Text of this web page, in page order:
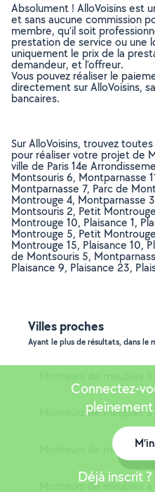
Absolument ! AlloVoisins est
et sans aucune commission
membre, qu’il soit
prestation de service ou une
uniquement le prix de la
demandeur, et l’offreur.
Vous pouvez réaliser le
directement sur AlloVoisins,
bancaires.
Sur AlloVoisins, trouvez
pour réaliser votre projet de
ville de Paris 14e
Montsouris 6, Montparnasse
Montparnasse 7, Parc de
Montrouge 4, Montparnasse
Montsouris 2, Petit
Montrouge 10, Plaisance 1,
Montrouge 5, Petit
Montrouge 15, Plaisance 10,
de Montsouris 5,
Plaisance 9, Plaisance 23,
Villes proches
Ayant le plus de résultats, dans le
Monteurs de meubles
Monteurs de meubles
Monteurs de meubles
Connectez-
pleinement
Déjà inscrit